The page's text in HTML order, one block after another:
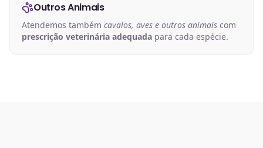
Outros Animais
Atendemos também cavalos, aves e outros animais com
prescrição veterinária adequada para cada espécie.